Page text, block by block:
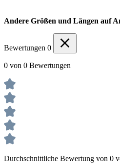
Andere Größen und Längen auf
Bewertungen 0
0 von 0 Bewertungen
Durchschnittliche Bewertung von 0